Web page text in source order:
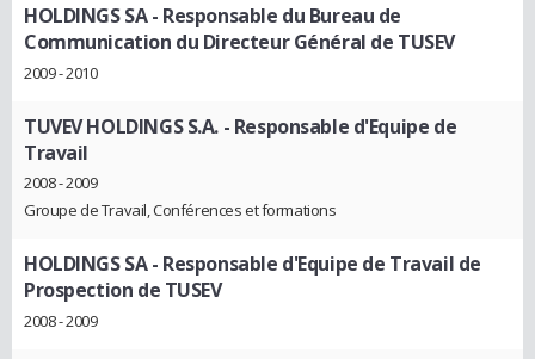
HOLDINGS SA- Responsable du Bureau de
Communication du Directeur Général de TUSEV
2009 - 2010
TUVEV HOLDINGS S.A. - Responsable d'Equipe de
Travail
2008 - 2009
Groupe de Travail, Conférences et formations
HOLDINGS SA- Responsable d'Equipe de Travail de
Prospection de TUSEV
2008 - 2009